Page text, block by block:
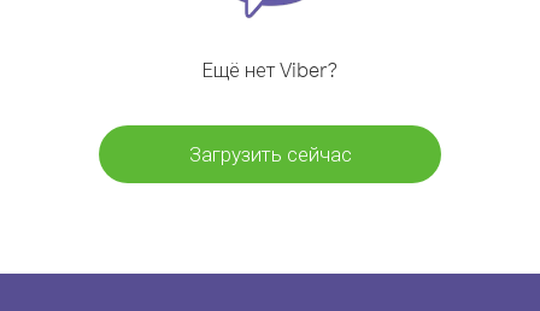
Ещё нет Viber?
Загрузить сейчас